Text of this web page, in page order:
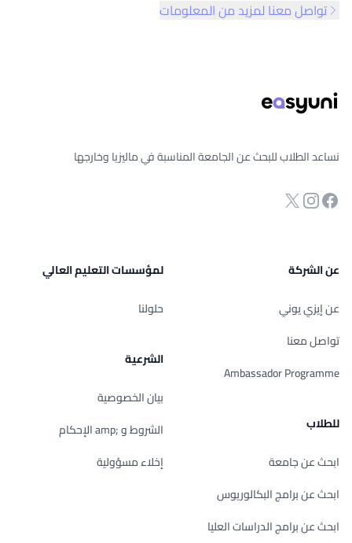
تواصل معنا لمزيد من المعلومات
نساعد الطلاب للبحث عن الجامعة المناسبة في ماليزيا وخارجها
صفحة الفيسبوك
انستجرام
Twitter
عن الشركة
عن إيزي يوني
تواصل معنا
Ambassador Programme
للطلاب
ابحث عن جامعة
ابحث عن برامج البكالوريوس
ابحث عن برامج الدراسات العليا
لمؤسسات التعليم العالي
حلولنا
الشرعية
بيان الخصوصية
الشروط و ;amp الإحكام
إخلاء مسؤولية